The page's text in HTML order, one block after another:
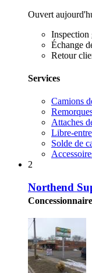
Ouvert
Inspection
Échange
Retour
Services
Camions
Attaches
Libre-
Solde de
2
Northend